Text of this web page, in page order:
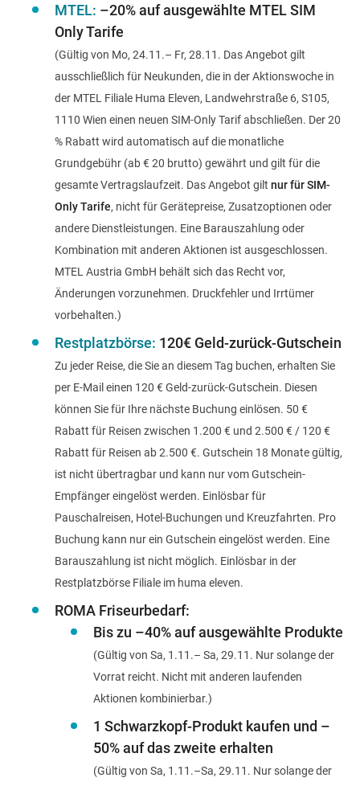
MTEL: –20% auf ausgewählte MTEL SIM
Only Tarife
(Gültig von Mo, 24.11.– Fr, 28.11. Das Angebot gilt
ausschließlich für Neukunden, die in der Aktionswoche in
der MTEL Filiale Huma Eleven, Landwehrstraße 6, S105,
1110 Wien einen neuen SIM-Only Tarif abschließen. Der 20
% Rabatt wird automatisch auf die monatliche
Grundgebühr (ab € 20 brutto) gewährt und gilt für die
gesamte Vertragslaufzeit. Das Angebot gilt nur für SIM-
Only Tarife, nicht für Gerätepreise, Zusatzoptionen oder
andere Dienstleistungen. Eine Barauszahlung oder
Kombination mit anderen Aktionen ist ausgeschlossen.
MTEL Austria GmbH behält sich das Recht vor,
Änderungen vorzunehmen. Druckfehler und Irrtümer
vorbehalten.)
Restplatzbörse: 120€ Geld-zurück-Gutschein
Zu jeder Reise, die Sie an diesem Tag buchen, erhalten Sie
per E-Mail einen 120 € Geld-zurück-Gutschein. Diesen
können Sie für Ihre nächste Buchung einlösen. 50 €
Rabatt für Reisen zwischen 1.200 € und 2.500 € / 120 €
Rabatt für Reisen ab 2.500 €. Gutschein 18 Monate gültig,
ist nicht übertragbar und kann nur vom Gutschein-
Empfänger eingelöst werden. Einlösbar für
Pauschalreisen, Hotel-Buchungen und Kreuzfahrten. Pro
Buchung kann nur ein Gutschein eingelöst werden. Eine
Barauszahlung ist nicht möglich. Einlösbar in der
Restplatzbörse Filiale im huma eleven.
ROMA Friseurbedarf:
Bis zu –40% auf ausgewählte Produkte
(Gültig von Sa, 1.11.– Sa, 29.11. Nur solange der
Vorrat reicht. Nicht mit anderen laufenden
Aktionen kombinierbar.)
1 Schwarzkopf-Produkt kaufen und –
50%auf das zweite erhalten
(Gültig von Sa, 1.11.–Sa, 29.11. Nur solange der